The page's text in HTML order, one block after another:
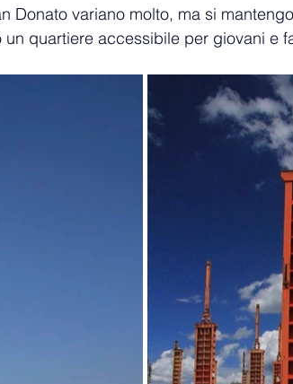
Donato variano molto, ma si
quartiere accessibile per giovani e